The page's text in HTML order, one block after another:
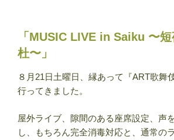
「MUSIC LIVE in Saiku 〜
杜〜」
８月21日土曜日、縁あって『ART歌舞
行ってきました。
屋外ライブ、隙間のある座席設定、声
し、もちろん完全消毒対応と、通常の